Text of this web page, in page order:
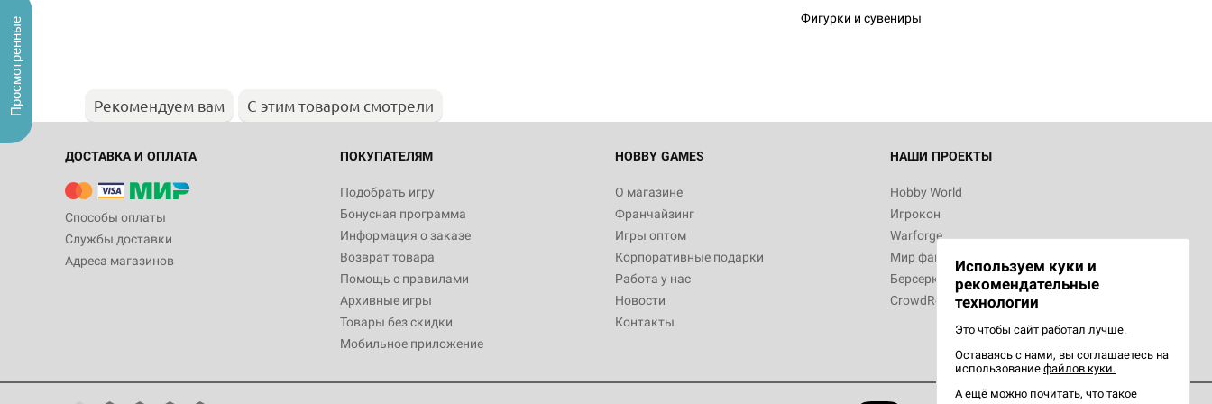
Фигурки и сувениры
Рекомендуем вам С этим товаром смотрели
ДОСТАВКА И ОПЛАТА
Способы оплаты
Службы доставки
Адреса магазинов
ПОКУПАТЕЛЯМ
Подобрать игру
Бонусная программа
Информация о заказе
Возврат товара
Помощь с правилами
Архивные игры
Товары без скидки
Мобильное приложение
HOBBY GAMES
О магазине
Франчайзинг
Игры оптом
Корпоративные подарки
Работа у нас
Новости
Контакты
НАШИ ПРОЕКТЫ
Hobby World
Игрокон
Warforge
Мир фантастики
Берсерк
CrowdRepublic
Используем куки и
рекомендательные
технологии
Это чтобы сайт работал лучше.
Оставаясь с нами, вы соглашаетесь на
использование файлов куки.
А ещё можно почитать, что такое
Просмотренные
Белая смерть
12 990
Настольная игра Hobby World Берсерк.
3 490